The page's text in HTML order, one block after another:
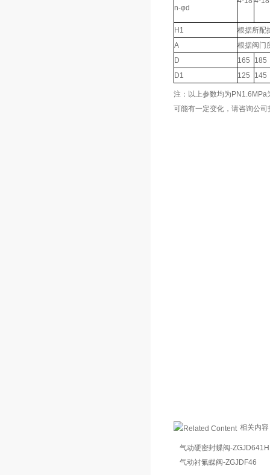
n-φd
H1
根据所配
A
根据阀门
D
165
185
D1
125 145
注：以上参数均为PN1.6MPa
可能有一定变化，请咨询公
相关内容
气动硬密封蝶阀-ZGJD641H
气动衬氟蝶阀-ZGJDF46